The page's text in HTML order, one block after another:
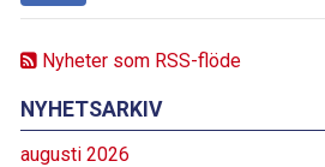
Nyheter som RSS-flöde
NYHETSARKIV
augusti 2026